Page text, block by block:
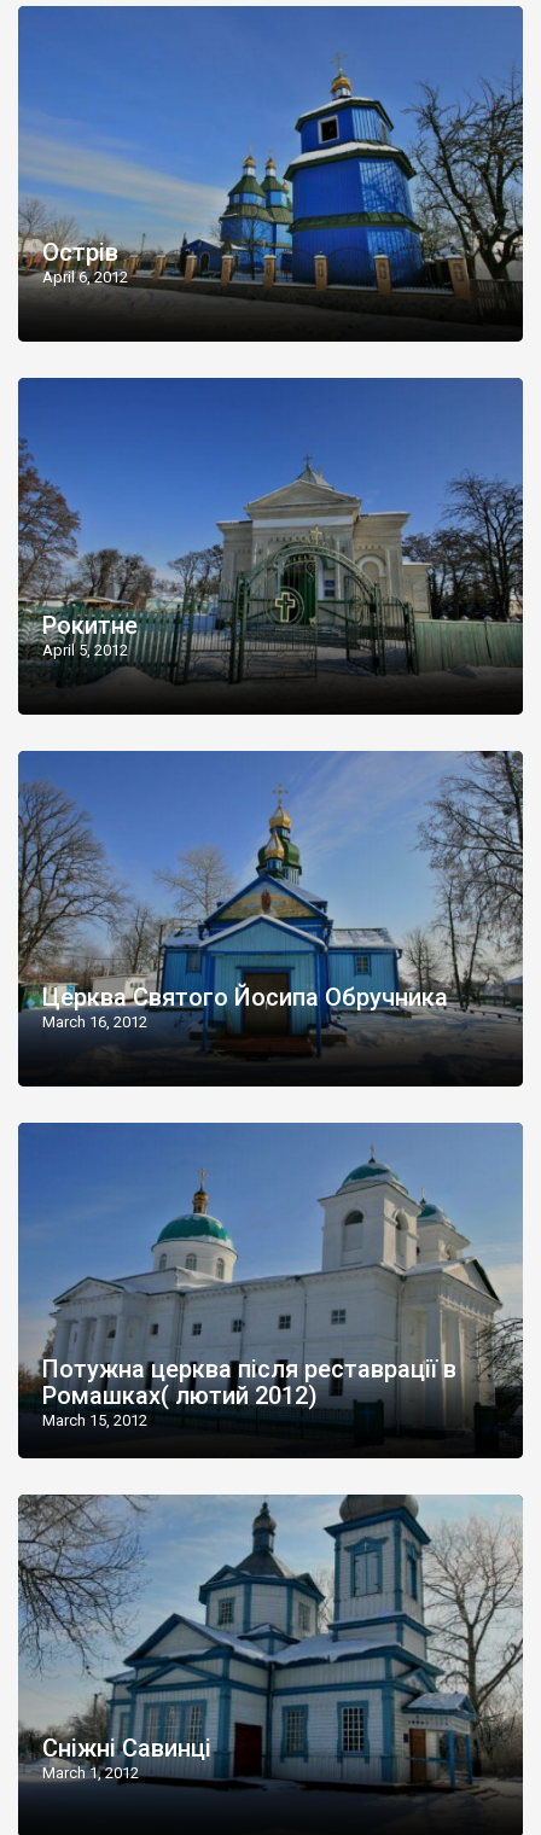
Острів
April 6, 2012
Рокитне
April 5, 2012
Церква Святого Йосипа Обручника
March 16, 2012
Потужна церква після реставрації в
Ромашках( лютий 2012)
March 15, 2012
Сніжні Савинці
March 1, 2012